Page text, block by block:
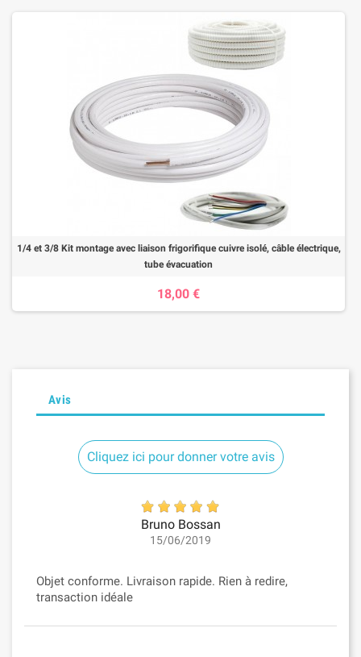
1/4 et 3/8 Kit montage avec liaison frigorifique cuivre isolé, câble électrique,
tube évacuation
18,00 €
Avis
Cliquez ici pour donner votre avis
Bruno Bossan
15/06/2019
Objet conforme. Livraison rapide. Rien à redire,
transaction idéale